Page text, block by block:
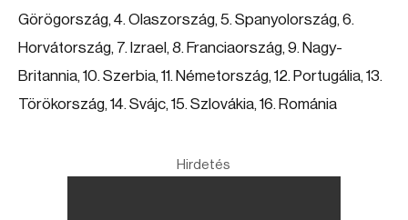
Görögország, 4. Olaszország, 5. Spanyolország, 6.
Horvátország, 7. Izrael, 8. Franciaország, 9. Nagy-
Britannia, 10. Szerbia, 11. Németország, 12. Portugália, 13.
Törökország, 14. Svájc, 15. Szlovákia, 16. Románia
Hirdetés